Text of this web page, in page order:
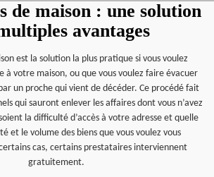
de maison : une solution
avantages
est la solution la plus pratique si vous voulez
à votre maison, ou que vous voulez faire évacuer
un proche qui vient de décéder. Ce procédé fait
qui sauront enlever les affaires dont vous n’avez
la difficulté d’accès à votre adresse et quelle
et le volume des biens que vous voulez vous
cas, certains prestataires interviennent
gratuitement.